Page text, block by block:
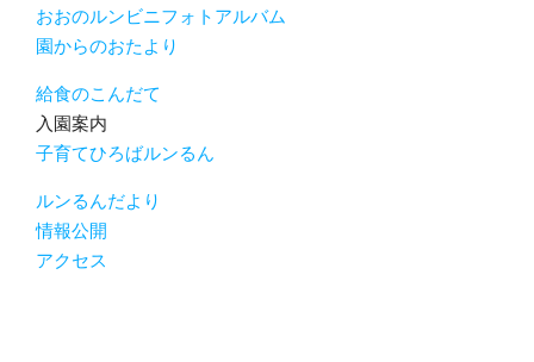
おおのルンビニフォトアルバム
園からのおたより
給食のこんだて
入園案内
子育てひろばルンるん
ルンるんだより
情報公開
アクセス